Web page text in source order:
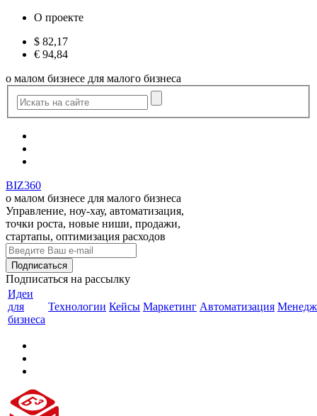
О проекте
$ 82,17
€ 94,84
о малом бизнесе для малого бизнеса
BIZ360
о малом бизнесе для малого бизнеса
Управление, ноу-хау, автоматизация,
точки роста, новые ниши, продажи,
стартапы, оптимизация расходов
Подписаться на рассылку
Идеи
для
бизнеса
Технологии Кейсы Маркетинг Автоматизация